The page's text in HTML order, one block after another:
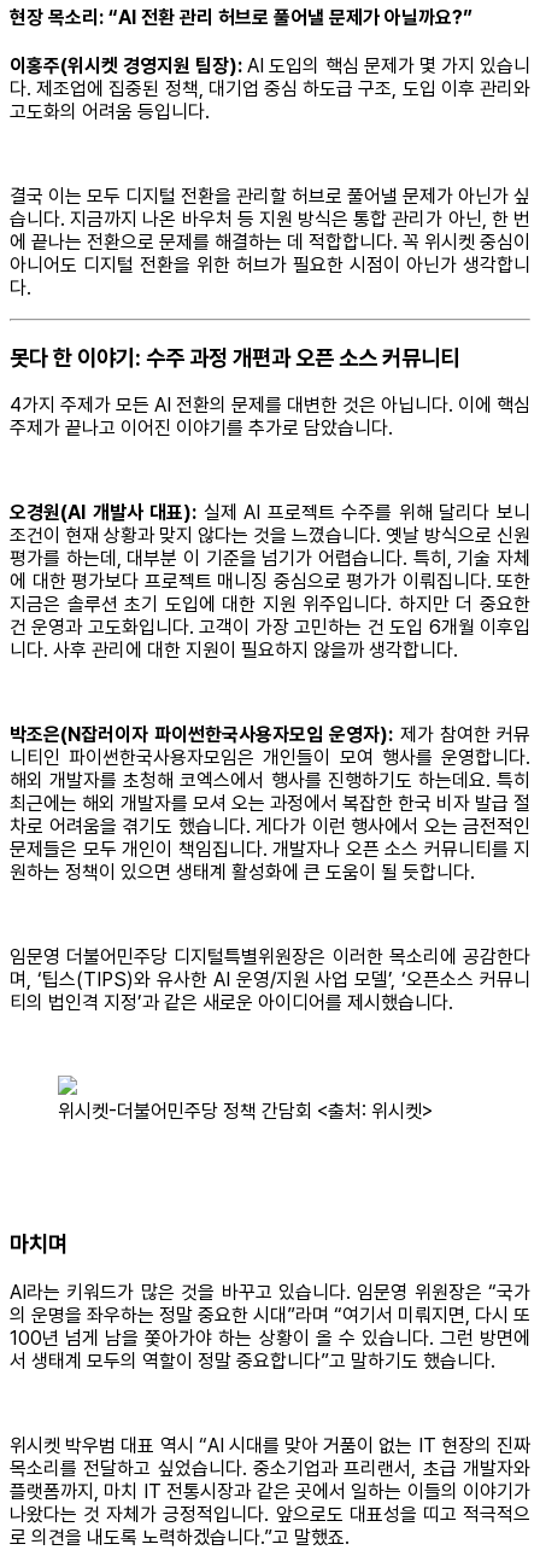
현장 목소리: “AI 전환 관리 허브로 풀어낼 문제가 아닐까요?”
이홍주(위시켓 경영지원 팀장): AI 도입의 핵심 문제가 몇 가지 있습니
다. 제조업에 집중된 정책, 대기업 중심 하도급 구조, 도입 이후 관리와
고도화의 어려움 등입니다.
결국 이는 모두 디지털 전환을 관리할 허브로 풀어낼 문제가 아닌가 싶
습니다. 지금까지 나온 바우처 등 지원 방식은 통합 관리가 아닌, 한 번
에 끝나는 전환으로 문제를 해결하는 데 적합합니다. 꼭 위시켓 중심이
아니어도 디지털 전환을 위한 허브가 필요한 시점이 아닌가 생각합니
다.
못다 한 이야기: 수주 과정 개편과 오픈 소스 커뮤니티
4가지 주제가 모든 AI 전환의 문제를 대변한 것은 아닙니다. 이에 핵심
주제가 끝나고 이어진 이야기를 추가로 담았습니다.
오경원(AI 개발사 대표): 실제 AI 프로젝트 수주를 위해 달리다 보니
조건이 현재 상황과 맞지 않다는 것을 느꼈습니다. 옛날 방식으로 신원
평가를 하는데, 대부분 이 기준을 넘기가 어렵습니다. 특히, 기술 자체
에 대한 평가보다 프로젝트 매니징 중심으로 평가가 이뤄집니다. 또한
지금은 솔루션 초기 도입에 대한 지원 위주입니다. 하지만 더 중요한
건 운영과 고도화입니다. 고객이 가장 고민하는 건 도입 6개월 이후입
니다. 사후 관리에 대한 지원이 필요하지 않을까 생각합니다.
박조은(N잡러이자 파이썬한국사용자모임 운영자): 제가 참여한 커뮤
니티인 파이썬한국사용자모임은 개인들이 모여 행사를 운영합니다.
해외 개발자를 초청해 코엑스에서 행사를 진행하기도 하는데요. 특히
최근에는 해외 개발자를 모셔 오는 과정에서 복잡한 한국 비자 발급 절
차로 어려움을 겪기도 했습니다. 게다가 이런 행사에서 오는 금전적인
문제들은 모두 개인이 책임집니다. 개발자나 오픈 소스 커뮤니티를 지
원하는 정책이 있으면 생태계 활성화에 큰 도움이 될 듯합니다.
임문영 더불어민주당 디지털특별위원장은 이러한 목소리에 공감한다
며, ‘팁스(TIPS)와 유사한 AI 운영/지원 사업 모델’, ‘오픈소스 커뮤니
티의 법인격 지정’과 같은 새로운 아이디어를 제시했습니다.
위시켓-더불어민주당 정책 간담회 <출처: 위시켓>
마치며
AI라는 키워드가 많은 것을 바꾸고 있습니다. 임문영 위원장은 “국가
의 운명을 좌우하는 정말 중요한 시대”라며 “여기서 미뤄지면, 다시 또
100년 넘게 남을 쫓아가야 하는 상황이 올 수 있습니다. 그런 방면에
서 생태계 모두의 역할이 정말 중요합니다”고 말하기도 했습니다.
위시켓 박우범 대표 역시 “AI 시대를 맞아 거품이 없는 IT 현장의 진짜
목소리를 전달하고 싶었습니다. 중소기업과 프리랜서, 초급 개발자와
플랫폼까지, 마치 IT 전통시장과 같은 곳에서 일하는 이들의 이야기가
나왔다는 것 자체가 긍정적입니다. 앞으로도 대표성을 띠고 적극적으
로 의견을 내도록 노력하겠습니다.”고 말했죠.